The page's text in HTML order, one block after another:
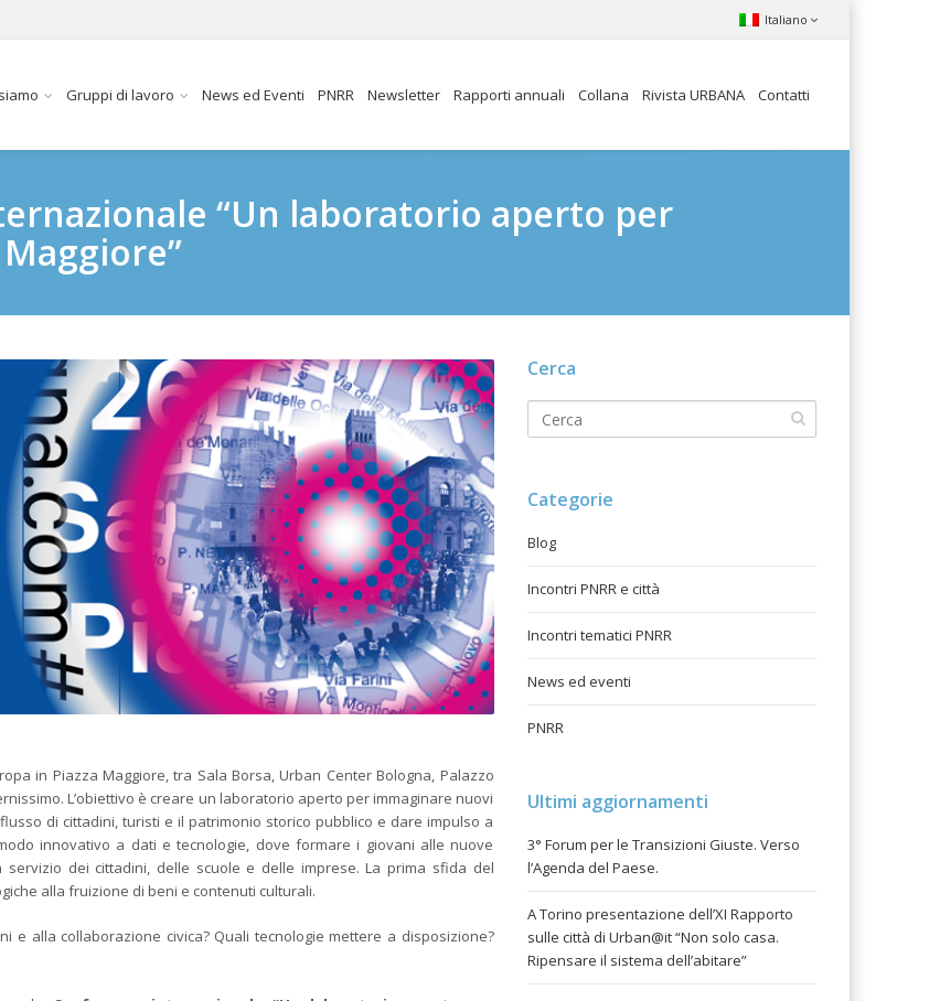
Italiano
Gruppi di lavoro News ed Eventi PNRR Newsletter Rapporti annuali Collana Rivista URBANA Contatti
“Un laboratorio aperto per
in Piazza Maggiore, tra Sala Borsa, Urban Center Bologna, Palazzo
L’obiettivo è creare un laboratorio aperto per immaginare nuovi
di cittadini, turisti e il patrimonio storico pubblico e dare impulso a
innovativo a dati e tecnologie, dove formare i giovani alle nuove
dei cittadini, delle scuole e delle imprese. La prima sfida del
alla fruizione di beni e contenuti culturali.
alla collaborazione civica? Quali tecnologie mettere a disposizione?
Cerca
Categorie
Blog
Incontri PNRR e città
Incontri tematici PNRR
News ed eventi
PNRR
Ultimi aggiornamenti
3° Forum per le Transizioni Giuste. Verso
l’Agenda del Paese.
A Torino presentazione dell’XI Rapporto
sulle città di Urban@it “Non solo casa.
Ripensare il sistema dell’abitare”